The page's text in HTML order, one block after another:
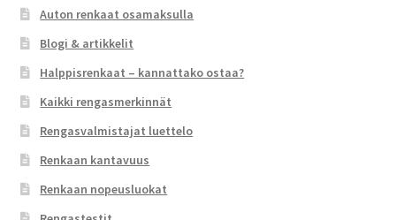
Auton renkaat osamaksulla
Blogi & artikkelit
Halppisrenkaat – kannattako ostaa?
Kaikki rengasmerkinnät
Rengasvalmistajat luettelo
Renkaan kantavuus
Renkaan nopeusluokat